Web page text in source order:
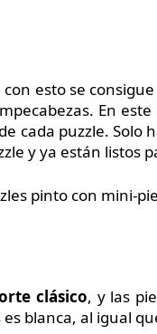
con esto se
En
cada puzzle.
y ya están listos
pinto con mini-
clásico, y las
blanca, al igual